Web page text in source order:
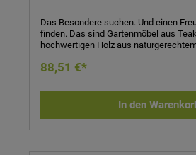
Das Besondere suchen. Und einen
finden. Das sind Gartenmöbel aus
hochwertigen Holz aus
den man ins Herz schließt - ein ganzes
51 x 51 cm
88,51 €*
In den